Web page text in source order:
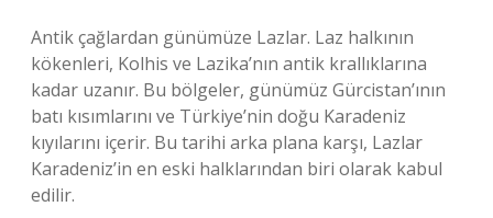
Antik çağlardan günümüze Lazlar. Laz halkının
kökenleri, Kolhis ve Lazika’nın antik krallıklarına
kadar uzanır. Bu bölgeler, günümüz Gürcistan’ının
batı kısımlarını ve Türkiye’nin doğu Karadeniz
kıyılarını içerir. Bu tarihi arka plana karşı, Lazlar
Karadeniz’in en eski halklarından biri olarak kabul
edilir.